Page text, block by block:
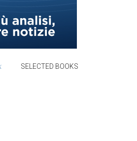
SELECTED BOOKS